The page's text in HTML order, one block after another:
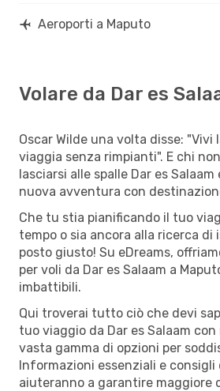
Aeroporti a Maputo
Volare da Dar es
Oscar Wilde una volta disse: "Vivi
viaggia senza rimpianti". E chi
lasciarsi alle spalle Dar es
nuova avventura con
Che tu stia pianificando il tuo
tempo o sia ancora alla ricerca di
posto giusto! Su eDreams,
per voli da Dar es Salaam a
imbattibili.
Qui troverai tutto ciò che devi
tuo viaggio da Dar es Salaam
vasta gamma di opzioni per
Informazioni essenziali e consigli
aiuteranno a garantire maggiore